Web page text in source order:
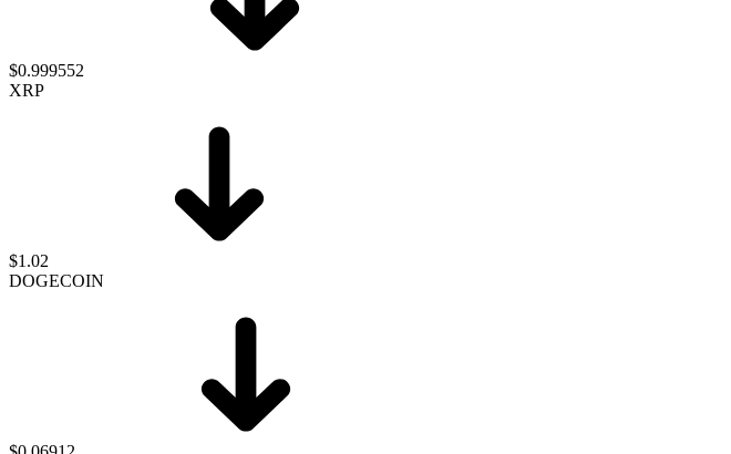
$0.999552
XRP
$1.02
DOGECOIN